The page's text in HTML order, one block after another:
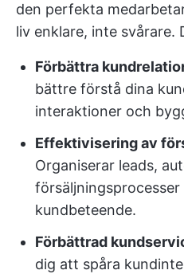
den perfekta
liv enklare, inte svårare.
Förbättra
bättre förstå dina
interaktioner och
Effektivisering av
Organiserar leads,
kundbeteende.
Förbättrad
dig att spåra